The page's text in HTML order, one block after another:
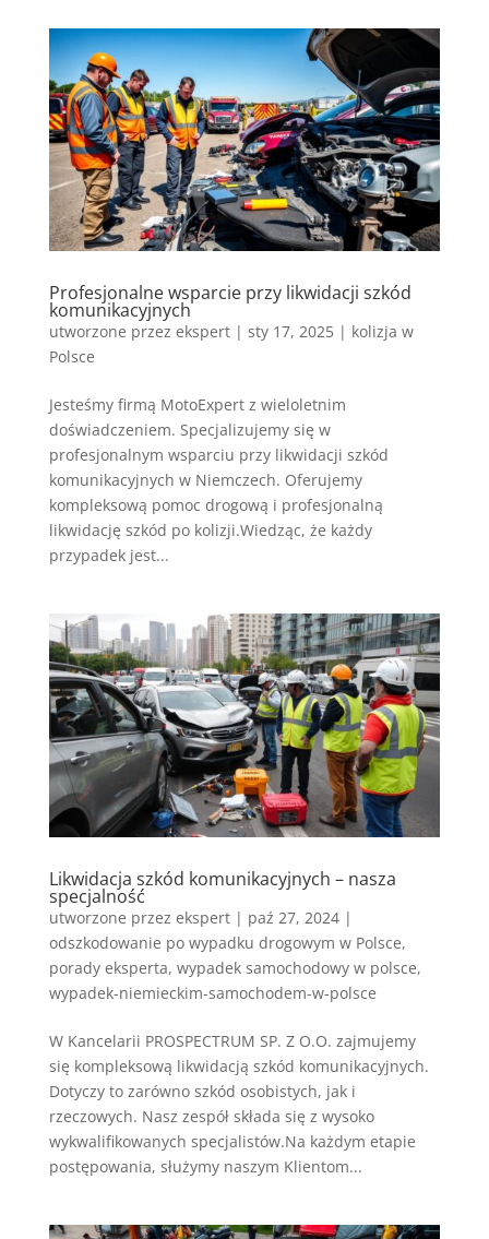
Profesjonalne wsparcie przy likwidacji szkód
komunikacyjnych
utworzone przez ekspert| sty 17, 2025| kolizja w
Polsce
Jesteśmy firmą MotoExpert z wieloletnim
doświadczeniem. Specjalizujemy się w
profesjonalnym wsparciu przy likwidacji szkód
komunikacyjnych w Niemczech. Oferujemy
kompleksową pomoc drogową i profesjonalną
likwidację szkód po kolizji.Wiedząc, że każdy
przypadek jest...
Likwidacja szkód komunikacyjnych – nasza
specjalność
utworzone przez ekspert| paź 27, 2024|
odszkodowanie po wypadku drogowym w Polsce,
porady eksperta, wypadek samochodowy w polsce,
wypadek-niemieckim-samochodem-w-polsce
W Kancelarii PROSPECTRUM SP. Z O.O. zajmujemy
się kompleksową likwidacją szkód komunikacyjnych.
Dotyczy to zarówno szkód osobistych, jak i
rzeczowych. Nasz zespół składa się z wysoko
wykwalifikowanych specjalistów.Na każdym etapie
postępowania, służymy naszym Klientom...